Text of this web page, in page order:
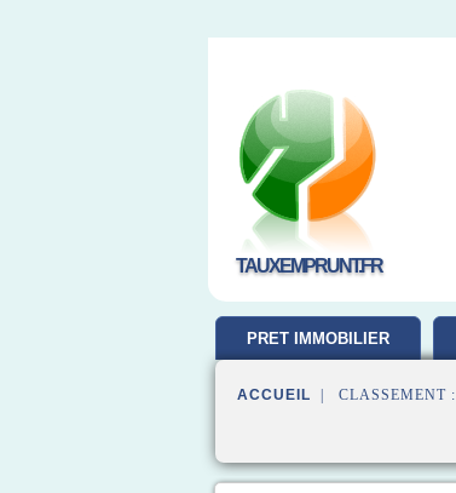
TAUXEMPRUNT.FR
PRET IMMOBILIER
ACCUEIL | CLASSEMENT :